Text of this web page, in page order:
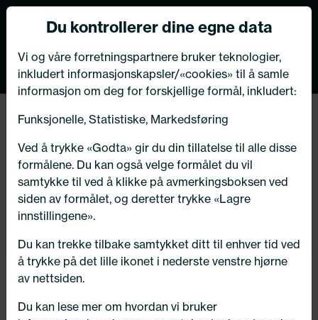
Hjem / Bildeler / Spennarm
Få riktig del til bilen din ved å legge inn
ditt reg.nr. her
Velg kjøretøy
VIKTIG MELDING TIL VÅRE KUNDER
Bildeleksperten har flyttet
Velkommen til oss på vår nye adresse:
Numedalsvegen 76, 3617 Kongsberg
Du kontrollerer dine egne data
Vi og våre forretningspartnere bruker teknologier,
inkludert informasjonskapsler/«cookies» til å samle
informasjon om deg for forskjellige formål, inkludert:
Funksjonelle, Statistiske, Markedsføring
Ved å trykke «Godta» gir du din tillatelse til alle disse
formålene. Du kan også velge formålet du vil
samtykke til ved å klikke på avmerkingsboksen ved
siden av formålet, og deretter trykke «Lagre
innstillingene».
Du kan trekke tilbake samtykket ditt til enhver tid ved
å trykke på det lille ikonet i nederste venstre hjørne
av nettsiden.
Du kan lese mer om hvordan vi bruker